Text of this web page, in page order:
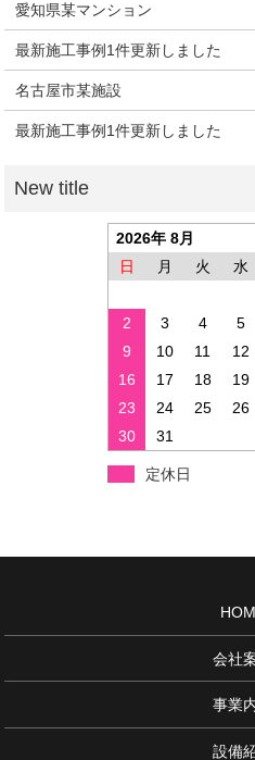
愛知県某マンション
最新施工事例1件更新しました
名古屋市某施設
最新施工事例1件更新しました
2026年 8月
日
月 火 水
2
3 4 5
9
10 11 12
16
17 18 19
23
24 25 26
30
31
定休日
会社
事業
設備